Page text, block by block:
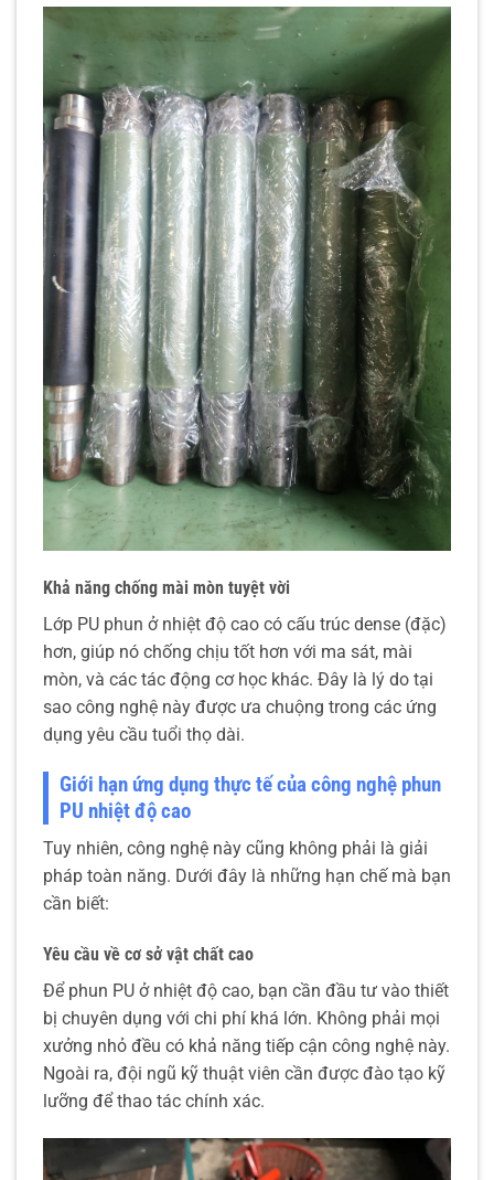
Khả năng chống mài mòn tuyệt vời
Lớp PU phun ở nhiệt độ cao có cấu trúc dense (đặc)
hơn, giúp nó chống chịu tốt hơn với ma sát, mài
mòn, và các tác động cơ học khác. Đây là lý do tại
sao công nghệ này được ưa chuộng trong các ứng
dụng yêu cầu tuổi thọ dài.
Giới hạn ứng dụng thực tế của công nghệ phun
PU nhiệt độ cao
Tuy nhiên, công nghệ này cũng không phải là giải
pháp toàn năng. Dưới đây là những hạn chế mà bạn
cần biết:
Yêu cầu về cơ sở vật chất cao
Để phun PU ở nhiệt độ cao, bạn cần đầu tư vào thiết
bị chuyên dụng với chi phí khá lớn. Không phải mọi
xưởng nhỏ đều có khả năng tiếp cận công nghệ này.
Ngoài ra, đội ngũ kỹ thuật viên cần được đào tạo kỹ
lưỡng để thao tác chính xác.